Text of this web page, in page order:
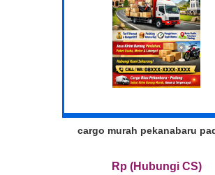
cargo murah pekanabaru
Rp (Hubungi CS)